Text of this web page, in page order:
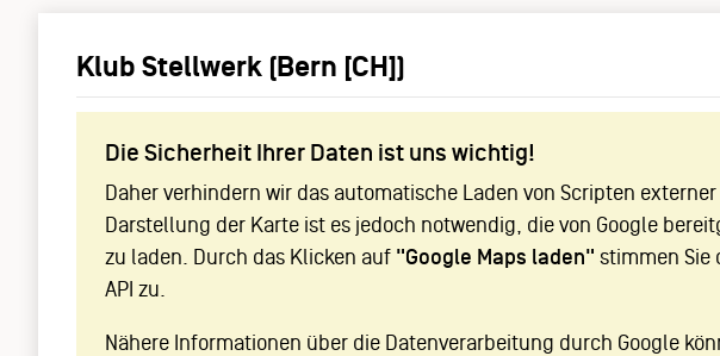
Klub Stellwerk (Bern [CH])
Die Sicherheit Ihrer Daten ist uns wichtig!
Daher verhindern wir das automatische Laden von Scripten
Darstellung der Karte ist es jedoch notwendig, die von Google
zu laden. Durch das Klicken auf "Google Maps laden" stimmen Sie
API zu.
Nähere Informationen über die Datenverarbeitung durch Google